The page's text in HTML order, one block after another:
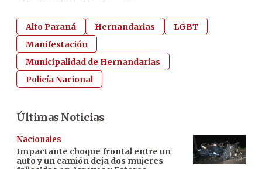
Alto Paraná Hernandarias
LGBT
Manifestación
Municipalidad de Hernandarias
Policía Nacional
Últimas Noticias
Nacionales
Impactante choque frontal entre un
auto y un camión deja dos mujeres